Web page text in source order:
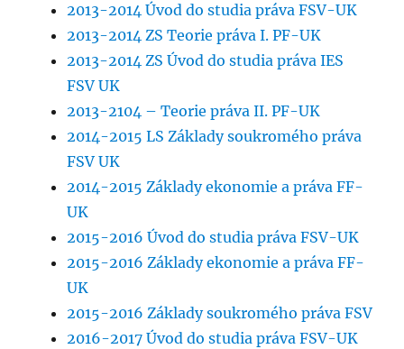
2013-2014 Úvod do studia práva FSV-UK
2013-2014 ZS Teorie práva I. PF-UK
2013-2014 ZS Úvod do studia práva IES
FSV UK
2013-2104 – Teorie práva II. PF-UK
2014-2015 LS Základy soukromého práva
FSV UK
2014-2015 Základy ekonomie a práva FF-
UK
2015-2016 Úvod do studia práva FSV-UK
2015-2016 Základy ekonomie a práva FF-
UK
2015-2016 Základy soukromého práva FSV
2016-2017 Úvod do studia práva FSV-UK